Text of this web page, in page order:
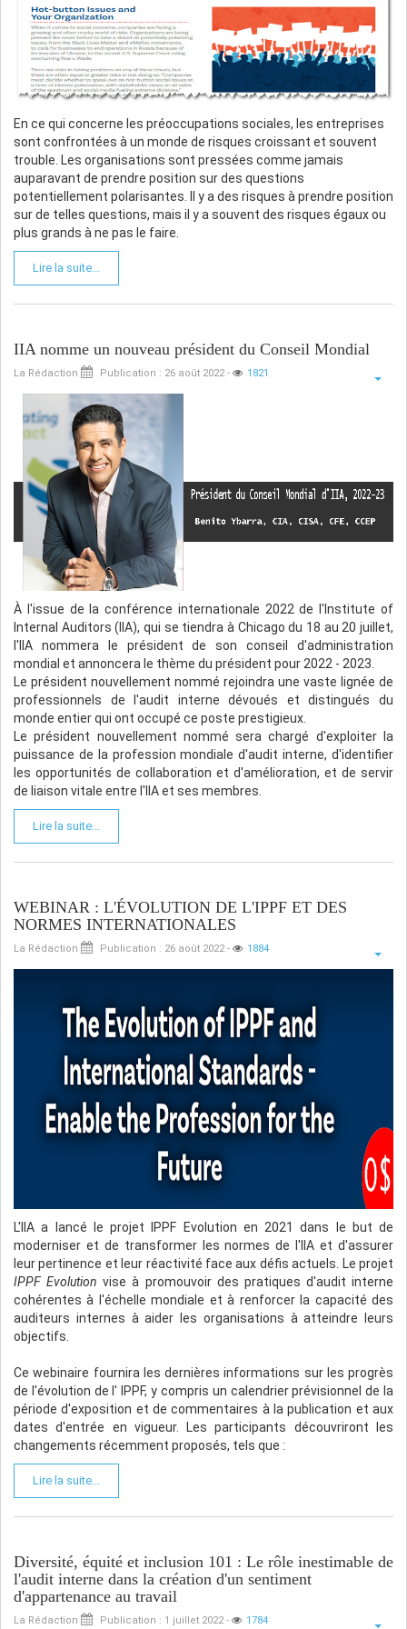
En ce qui concerne les préoccupations sociales, les entreprises
sont confrontées à un monde de risques croissant et souvent
trouble. Les organisations sont pressées comme jamais
auparavant de prendre position sur des questions
potentiellement polarisantes. Il y a des risques à prendre position
sur de telles questions, mais il y a souvent des risques égaux ou
plus grands à ne pas le faire.
Lire la suite...
IIA nomme un nouveau président du Conseil Mondial
La Rédaction Publication : 26 août 2022 - 1821
À l'issue de la conférence internationale 2022 de l'Institute of
Internal Auditors (IIA), qui se tiendra à Chicago du 18 au 20 juillet,
l'IIA nommera le président de son conseil d'administration
mondial et annoncera le thème du président pour 2022 - 2023.
Le président nouvellement nommé rejoindra une vaste lignée de
professionnels de l'audit interne dévoués et distingués du
monde entier qui ont occupé ce poste prestigieux.
Le président nouvellement nommé sera chargé d'exploiter la
puissance de la profession mondiale d'audit interne, d'identifier
les opportunités de collaboration et d'amélioration, et de servir
de liaison vitale entre l'IIA et ses membres.
Lire la suite...
WEBINAR : L'ÉVOLUTION DE L'IPPF ET DES
NORMES INTERNATIONALES
La Rédaction Publication : 26 août 2022 - 1884
L'IIA a lancé le projet IPPF Evolution en 2021 dans le but de
moderniser et de transformer les normes de l'IIA et d'assurer
leur pertinence et leur réactivité face aux défis actuels. Le projet
IPPF Evolution vise à promouvoir des pratiques d'audit interne
cohérentes à l'échelle mondiale et à renforcer la capacité des
auditeurs internes à aider les organisations à atteindre leurs
objectifs.
Ce webinaire fournira les dernières informations sur les progrès
de l'évolution de l' IPPF, y compris un calendrier prévisionnel de la
période d'exposition et de commentaires à la publication et aux
dates d'entrée en vigueur. Les participants découvriront les
changements récemment proposés, tels que :
Lire la suite...
Diversité, équité et inclusion 101 : Le rôle inestimable de
l'audit interne dans la création d'un sentiment
d'appartenance au travail
La Rédaction Publication : 1 juillet 2022 - 1784